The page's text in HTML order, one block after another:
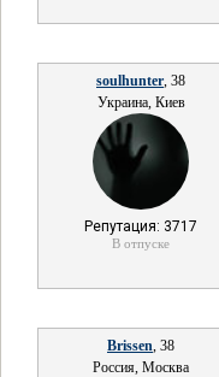
soulhunter, 38
Украина, Киев
Репутация: 3717
В отпуске
Brissen, 38
Россия, Москва